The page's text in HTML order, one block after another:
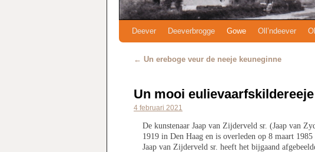
Deever Deeverbrogge Gowe Oll’ndeever
← Un ereboge veur de neeje keuneginne
Un mooi
4 februari 2021
De kunstenaar Jaap van Zijderveld sr. (Jaap van
1919 in Den Haag en is overleden op 8 maart 1985
Jaap van Zijderveld sr. heeft het bijgaand